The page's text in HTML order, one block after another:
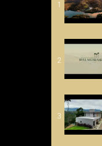
1
2
3